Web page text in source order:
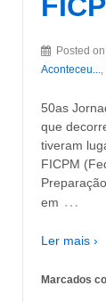
Posted on
Aconteceu...
50as
que
tiveram
FICPM
em …
Ler mais ›
Marcados